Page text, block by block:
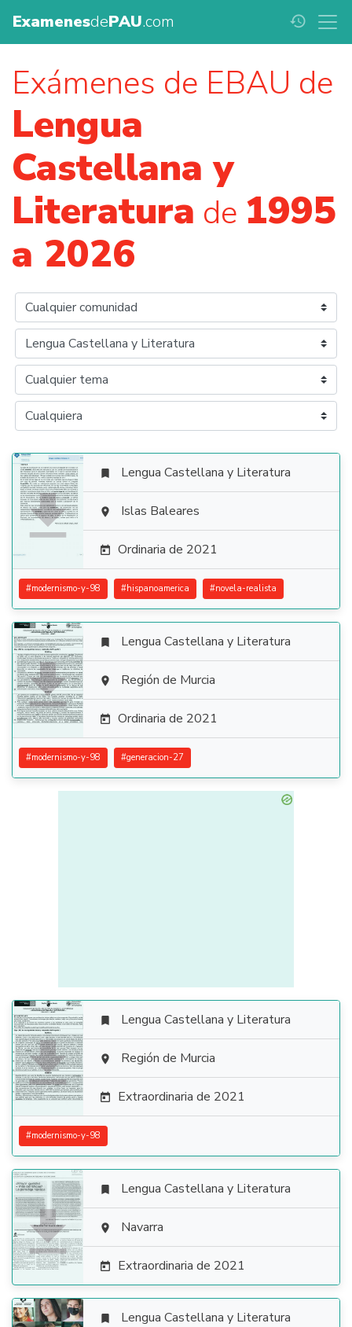
ExamenesdePAU.com history
Exámenes de EBAU de
Lengua
Castellana y
Literatura de 1995
a 2026

 Lengua Castellana y Literatura
 Islas Baleares
 Ordinaria de 2021
#modernismo-y-98 #hispanoamerica #novela-realista

 Lengua Castellana y Literatura
 Región de Murcia
 Ordinaria de 2021
#modernismo-y-98 #generacion-27

 Lengua Castellana y Literatura
 Región de Murcia
 Extraordinaria de 2021
#modernismo-y-98

 Lengua Castellana y Literatura
 Navarra
 Extraordinaria de 2021
 Lengua Castellana y Literatura